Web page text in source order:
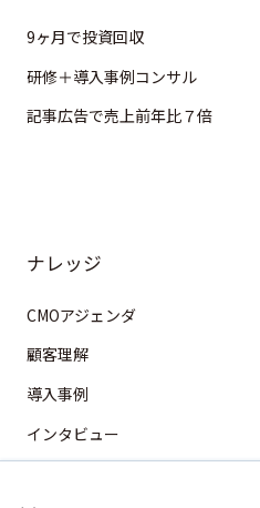
9ヶ月で投資回収
研修＋導入事例コンサル
記事広告で売上前年比７倍
ナレッジ
CMOアジェンダ
顧客理解
導入事例
インタビュー